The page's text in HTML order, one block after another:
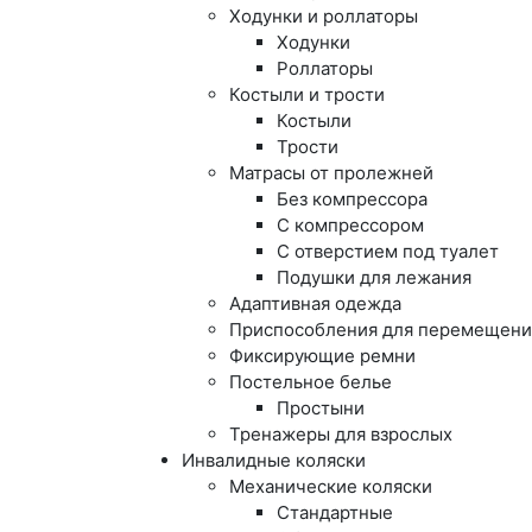
Ходунки и роллаторы
Ходунки
Роллаторы
Костыли и трости
Костыли
Трости
Матрасы от пролежней
Без компрессора
С компрессором
С отверстием под туалет
Подушки для лежания
Адаптивная одежда
Приспособления для
Фиксирующие ремни
Постельное белье
Простыни
Тренажеры для взрослых
Инвалидные коляски
Механические коляски
Стандартные